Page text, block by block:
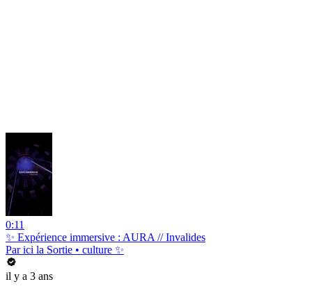
0:11
✨ Expérience immersive : AURA // Invalides
Par ici la Sortie • culture ✨
il y a 3 ans